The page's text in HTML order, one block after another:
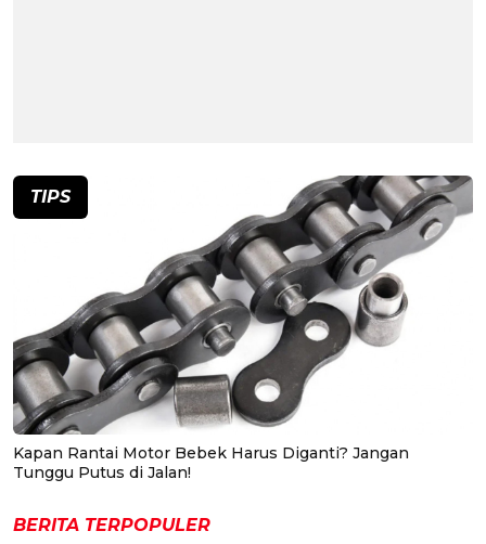
TIPS
Kapan Rantai Motor Bebek Harus Diganti? Jangan
Tunggu Putus di Jalan!
BERITA TERPOPULER